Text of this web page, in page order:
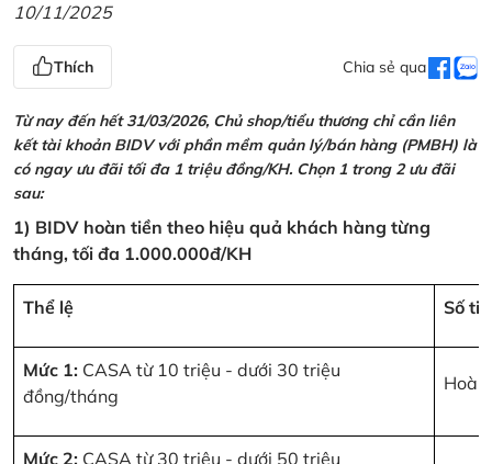
10/11/2025
Thích Chia sẻ qua
Từ nay đến hết 31/03/2026, Chủ shop/tiểu thương chỉ cần liên
kết tài khoản BIDV với phần mềm quản lý/bán hàng (PMBH) là
có ngay ưu đãi tối đa 1 triệu đồng/KH. Chọn 1 trong 2 ưu đãi
sau:
1) BIDV hoàn tiền theo hiệu quả khách hàng từng
tháng, tối đa 1.000.000đ/KH
Thể lệ Số
Mức 1: CASA từ 10 triệu - dưới 30 triệu
đồng/tháng
Mức 2: CASA từ 30 triệu - dưới 50 triệu